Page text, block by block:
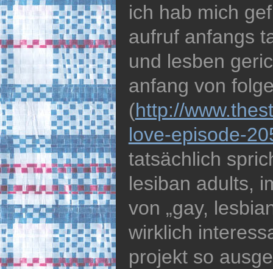
ich hab mich
aufruf anfangs
und lesben
anfang von
(http://
love-episode-
tatsächlich
lesiban adults,
von „gay,
wirklich
projekt so